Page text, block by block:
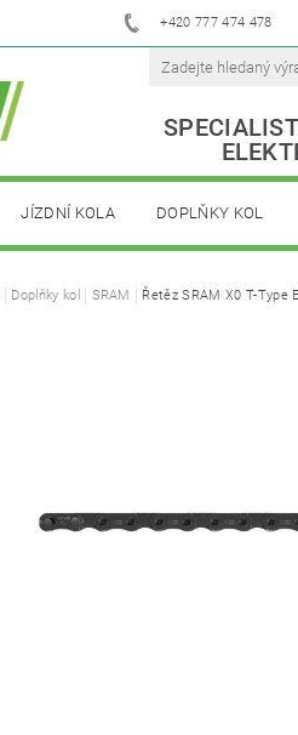
+420 777 474 478
JÍZDNÍ KOLA DOPLŇKY KOL
Doplňky kol SRAM Řetěz SRAM X0 T-Type